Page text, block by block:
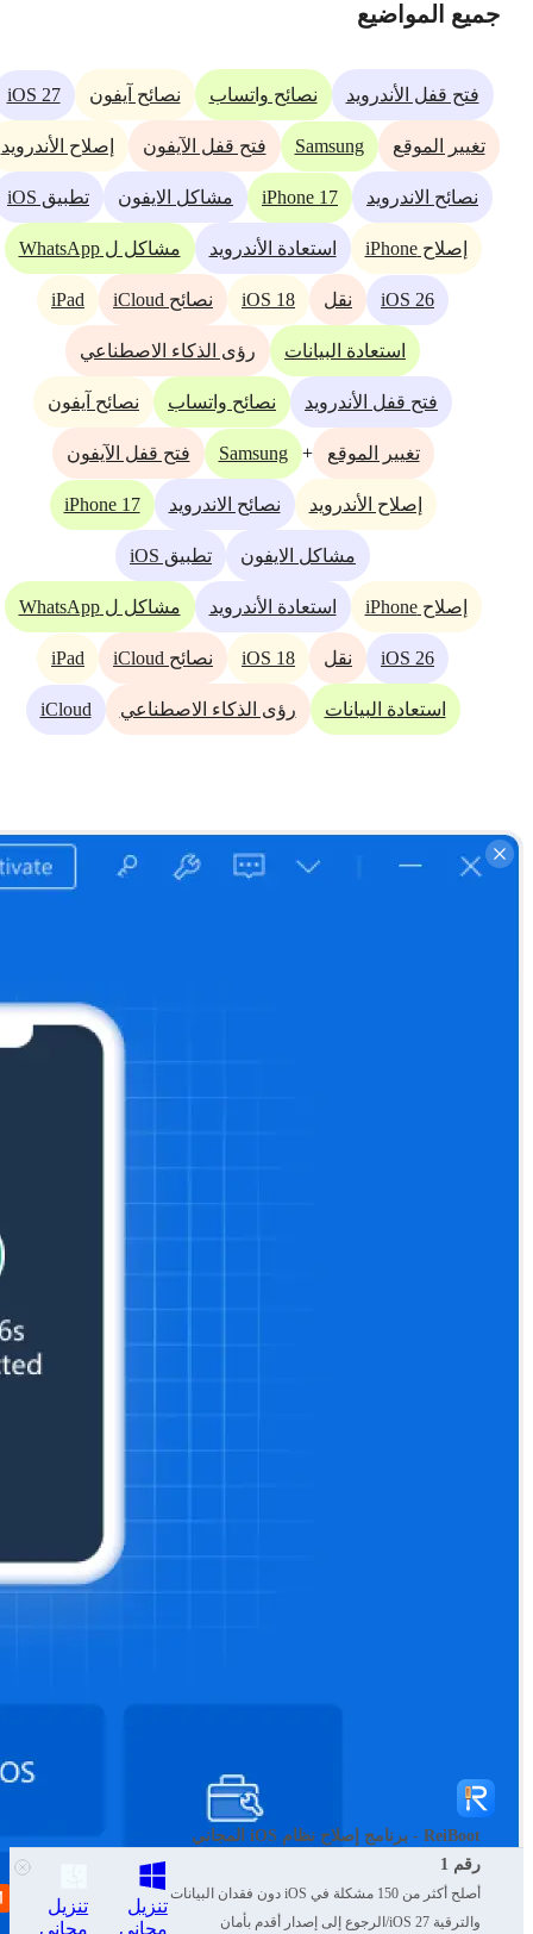
جميع المواضيع
فتح قفل الأندرويد نصائح واتساب نصائح آيفون iOS 27
تغيير الموقع Samsung فتح قفل الآيفون إصلاح الأندرويد
نصائح الاندرويد iPhone 17 مشاكل الايفون تطبيق iOS
إصلاح iPhone استعادة الأندرويد مشاكل ل WhatsApp
iOS 26 نقل iOS 18 نصائح iCloud iPad
استعادة البيانات رؤى الذكاء الاصطناعي
فتح قفل الأندرويد نصائح واتساب نصائح آيفون
تغيير الموقع +
Samsung فتح قفل الآيفون
إصلاح الأندرويد نصائح الاندرويد iPhone 17
مشاكل الايفون تطبيق iOS
إصلاح iPhone استعادة الأندرويد مشاكل ل WhatsApp
iOS 26 نقل iOS 18 نصائح iCloud iPad
استعادة البيانات رؤى الذكاء الاصطناعي iCloud
ReiBoot - برنامج إصلاح نظام iOS المجاني
رقم 1
أصلح أكثر من 150 مشكلة في iOS دون فقدان البيانات
والترقية iOS 27/الرجوع إلى إصدار أقدم بأمان
تنزيل
مجاني
تنزيل
مجاني